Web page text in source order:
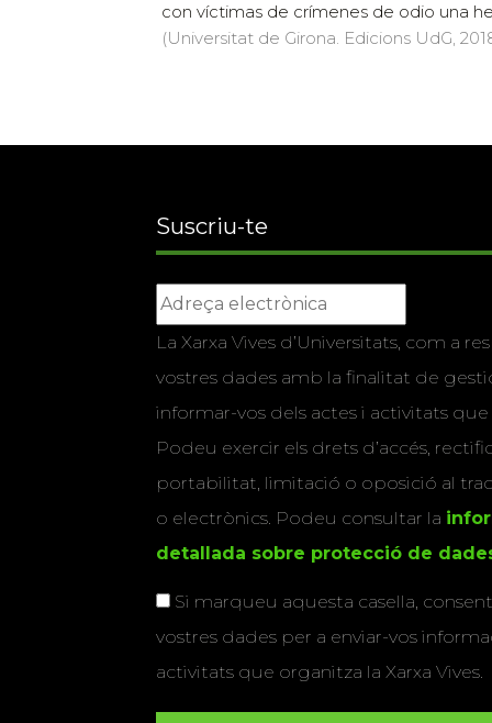
con víctimas de crímenes de odio una
(Universitat de Girona. Edicions UdG,
Suscriu-te
La Xarxa Vives d’Universitats, com a
vostres dades amb la finalitat de
informar-vos dels actes i activitats que
Podeu exercir els drets d’accés,
portabilitat, limitació o oposició al
o electrònics. Podeu consultar la
detallada sobre protecció de
Si marqueu aquesta casella,
vostres dades per a enviar-vos
activitats que organitza la Xarxa Vives.